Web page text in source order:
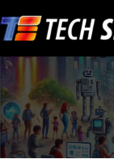
ン
テ
ン
ツ
へ
ス
キ
ッ
プ
ビ
ゲ
ー
シ
ョ
ン
に
移
動